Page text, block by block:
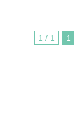
1 / 1 1